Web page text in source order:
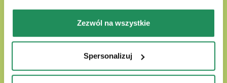
Zezwól na wszystkie
Spersonalizuj